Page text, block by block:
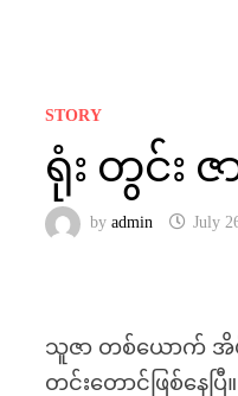
STORY
ရုံး တွင်း
byadmin July
သူဇာ တစ်ယောက် အိပ်
တင်းတောင်ဖြစ်နေပြီ